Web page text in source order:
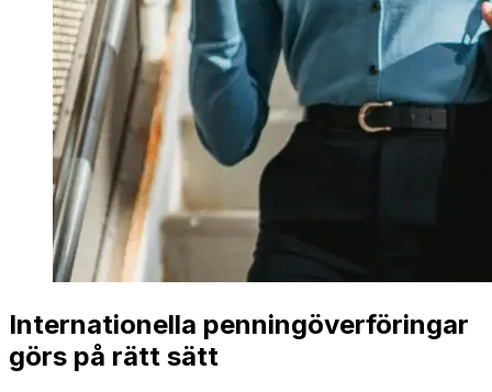
Internationella penningöverföringar
görs på rätt sätt